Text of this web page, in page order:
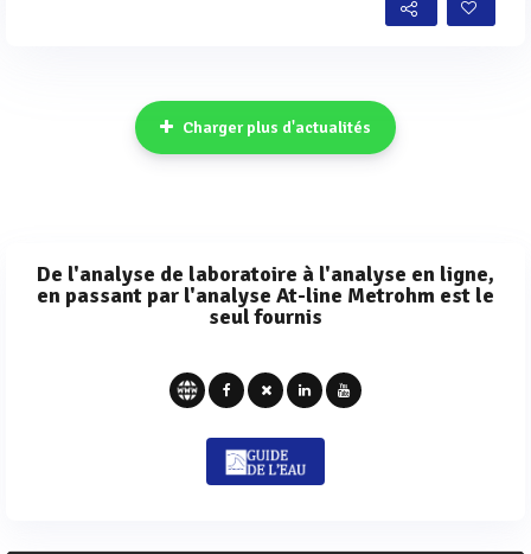
Charger plus d'actualités
De l'analyse de laboratoire à l'analyse en ligne,
en passant par l'analyse At-line Metrohm est le
seul fournis